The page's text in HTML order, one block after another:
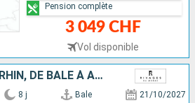
3 049 CHF
Vol disponible
Pension complète
CROISIÈRE TOUT LE RHIN, DE BÂLE À AMSTERDAM
8 j Bale 21/10/2027